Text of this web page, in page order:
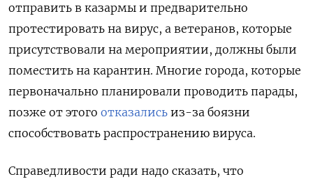
отправить в казармы и предварительно
протестировать на вирус, а ветеранов, которые
присутствовали на мероприятии, должны были
поместить на карантин. Многие города, которые
первоначально планировали проводить парады,
позже от этого отказались из-за боязни
способствовать распространению вируса.
Справедливости ради надо сказать, что